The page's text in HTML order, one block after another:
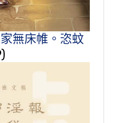
無床帷。恣蚊